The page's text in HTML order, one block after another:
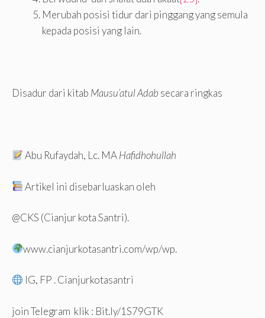
Merubah posisi tidur dari pinggang yang semula
kepada posisi yang lain.
Disadur dari kitab Mausu’atul Adab secara ringkas
Abu Rufaydah, Lc. MAHafidhohullah
Artikel ini disebarluaskan oleh
@CKS (Cianjur kota Santri).
www.cianjurkotasantri.com/wp/wp.
IG, FP . Cianjurkotasantri
join Telegram klik : Bit.ly/1S79GTK